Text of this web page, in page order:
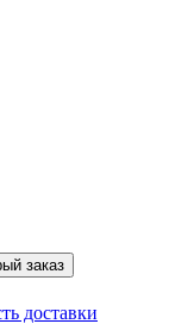
заказ
доставки